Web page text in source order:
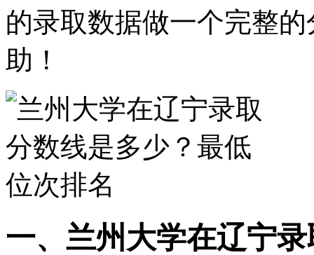
的录取数据做一个完整
助！
一、兰州大学在辽宁